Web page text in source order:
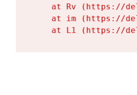
at Rv (https://
at im (https://
at L1 (https://